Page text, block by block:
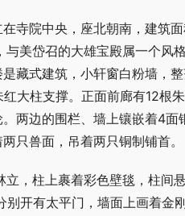
寺院中央，座北朝南，建筑
美岱召的大雄宝殿属一个风
藏式建筑，小轩窗白粉墙，
大柱支撑。正面前廊有12根
两边的围栏、墙上镶嵌着4
只兽面，吊着两只铜制铺首。
，柱上裹着彩色壁毯，柱间
开有太平门，墙面上画着金